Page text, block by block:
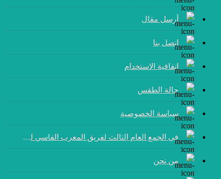
أرسل مقال
إتصل بنا
اتفاقية الاستخدام
حالة الطقس
سياسة الخصوصية
في الجمع العام الثالث لفريق المغرب الفاسي لكرة القدم:
من نحن